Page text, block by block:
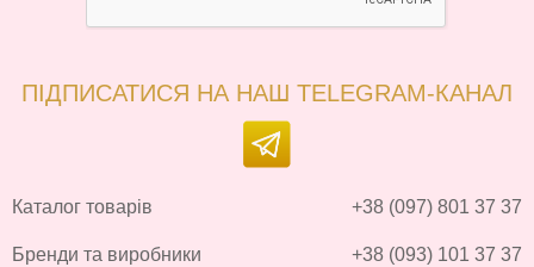
ПІДПИСАТИСЯ НА НАШ TELEGRAM-КАНАЛ
Каталог товарів
Бренди та виробники
+38 (097) 801 37 37
+38 (093) 101 37 37